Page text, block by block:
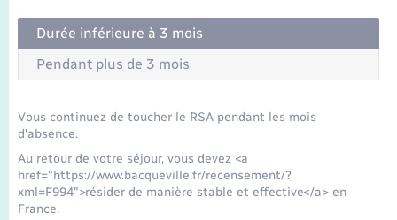
Numérique
Sécurité - Prévention
Seniors
La Communauté de communes
Durée inférieure à 3 mois
Pendant plus de 3 mois
Vous continuez de toucher le RSA pendant les mois
d'absence.
Au retour de votre séjour, vous devez <a
href="https://www.bacqueville.fr/recensement/?
xml=F994">résider de manière stable et effective</a> en
France.